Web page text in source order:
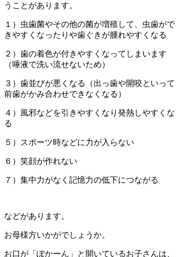
うことがあります。
１）虫歯菌やその他の菌が増殖して、虫歯がで
きやすくなったりや歯ぐきが腫れやすくなる
２）歯の着色が付きやすくなってしまいます
（唾液で洗い流せないため）
３）歯並びが悪くなる（出っ歯や開咬といって
前歯がかみ合わせできなくなる）
４）風邪などを引きやすくなり発熱しやすくな
る
５）スポーツ時などに力が入らない
６）笑顔が作れない
７）集中力がなく記憶力の低下につながる
などがあります。
お母様方いかがでしょうか。
お口が「ぽかーん」と開いているお子さんは、